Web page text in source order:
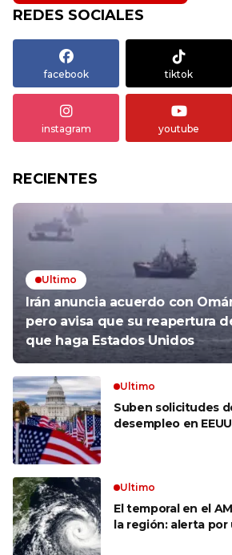
REDES SOCIALES
facebook tiktok
instagram youtube
RECIENTES
Ultimo
Irán anuncia acuerdo con
pero avisa que su reapertura
que haga Estados Unidos
Ultimo
Suben solicitudes
desempleo en
Ultimo
El temporal en el
la región: alerta por